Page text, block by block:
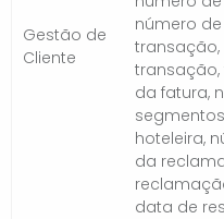
Gestão de
Cliente
número
da fatura,
hoteleira,
da
data de